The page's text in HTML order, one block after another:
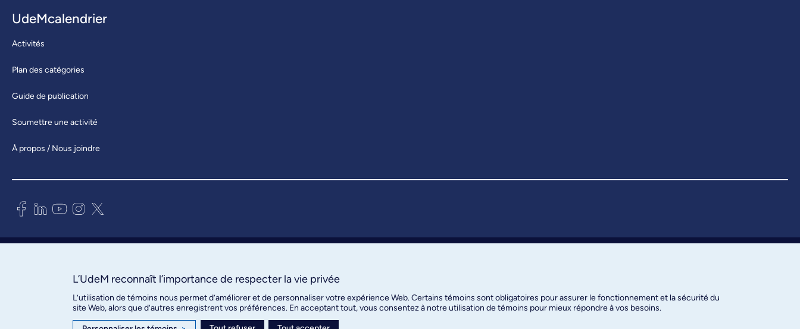
UdeMcalendrier
Activités
Plan des catégories
Guide de publication
Soumettre une activité
À propos / Nous joindre
Bureau des communications et
3744, rue Jean-Brillant, bureau 490
L’UdeM reconnaît l’importance de respecter la vie privée
L’utilisation de témoins nous permet d’améliorer et de personnaliser votre expérience Web. Certains témoins sont obligatoires pour assurer le fonctionnement et la sécurité du
site Web, alors que d’autres enregistrent vos préférences. En acceptant tout, vous consentez à notre utilisation de témoins pour mieux répondre à vos besoins.